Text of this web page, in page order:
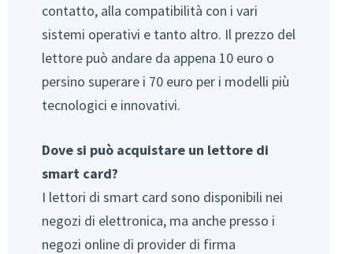
contatto, alla compatibilità con i vari
sistemi operativi e tanto altro. Il prezzo del
lettore può andare da appena 10 euro o
persino superare i 70 euro per i modelli più
tecnologici e innovativi.
Dove si può acquistare un lettore di
smart card?
I lettori di smart card sono disponibili nei
negozi di elettronica, ma anche presso i
negozi online di provider di firma